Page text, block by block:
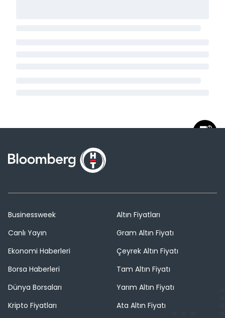
Businessweek
Canlı Yayın
Ekonomi Haberleri
Borsa Haberleri
Dünya Borsaları
Kripto Fiyatları
Altın Fiyatları
Gram Altın Fiyatı
Çeyrek Altın Fiyatı
Tam Altın Fiyatı
Yarım Altın Fiyatı
Ata Altın Fiyatı